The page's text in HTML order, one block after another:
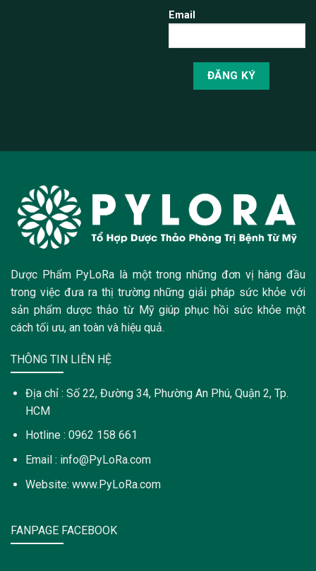
Email
Dược Phẩm PyLoRa là một trong những đơn vị hàng đầu
trong việc đưa ra thị trường những giải pháp sức khỏe với
sản phẩm dược thảo từ Mỹ giúp phục hồi sức khỏe một
cách tối ưu, an toàn và hiệu quả.
THÔNG TIN LIÊN HỆ
Địa chỉ : Số 22, Đường 34, Phường An Phú, Quận 2, Tp.
HCM
Hotline : 0962 158 661
Email : info@PyLoRa.com
Website: www.PyLoRa.com
FANPAGE FACEBOOK